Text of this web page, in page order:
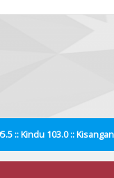
:: Kindu 103.0 ::